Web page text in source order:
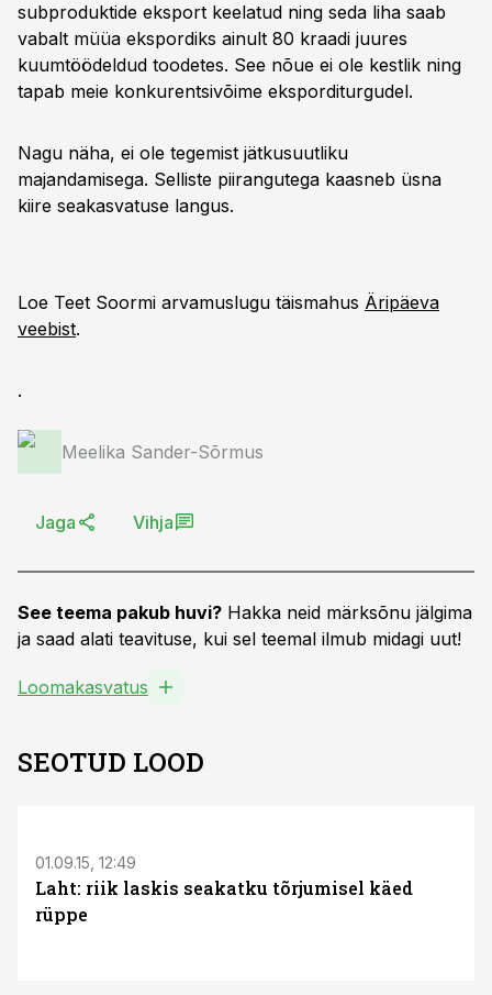
subproduktide eksport keelatud ning seda liha saab
vabalt müüa ekspordiks ainult 80 kraadi juures
kuumtöödeldud toodetes. See nõue ei ole kestlik ning
tapab meie konkurentsivõime eksporditurgudel.
Nagu näha, ei ole tegemist jätkusuutliku
majandamisega. Selliste piirangutega kaasneb üsna
kiire seakasvatuse langus.
Loe Teet Soormi arvamuslugu täismahus Äripäeva
veebist.
.
Meelika Sander-Sõrmus
Jaga Vihja
See teema pakub huvi? Hakka neid märksõnu jälgima
ja saad alati teavituse, kui sel teemal ilmub midagi uut!
Loomakasvatus
SEOTUD LOOD
01.09.15, 12:49
Laht: riik laskis seakatku tõrjumisel käed
rüppe